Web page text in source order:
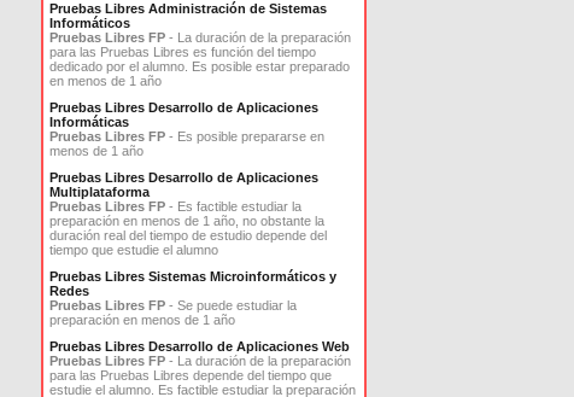
Pruebas Libres Administración de Sistemas
Informáticos
Pruebas Libres FP - La duración de la preparación
para las Pruebas Libres es función del tiempo
dedicado por el alumno. Es posible estar preparado
en menos de 1 año
Pruebas Libres Desarrollo de Aplicaciones
Informáticas
Pruebas Libres FP - Es posible prepararse en
menos de 1 año
Pruebas Libres Desarrollo de Aplicaciones
Multiplataforma
Pruebas Libres FP - Es factible estudiar la
preparación en menos de 1 año, no obstante la
duración real del tiempo de estudio depende del
tiempo que estudie el alumno
Pruebas Libres Sistemas Microinformáticos y
Redes
Pruebas Libres FP - Se puede estudiar la
preparación en menos de 1 año
Pruebas Libres Desarrollo de Aplicaciones Web
Pruebas Libres FP - La duración de la preparación
para las Pruebas Libres depende del tiempo que
estudie el alumno. Es factible estudiar la preparación